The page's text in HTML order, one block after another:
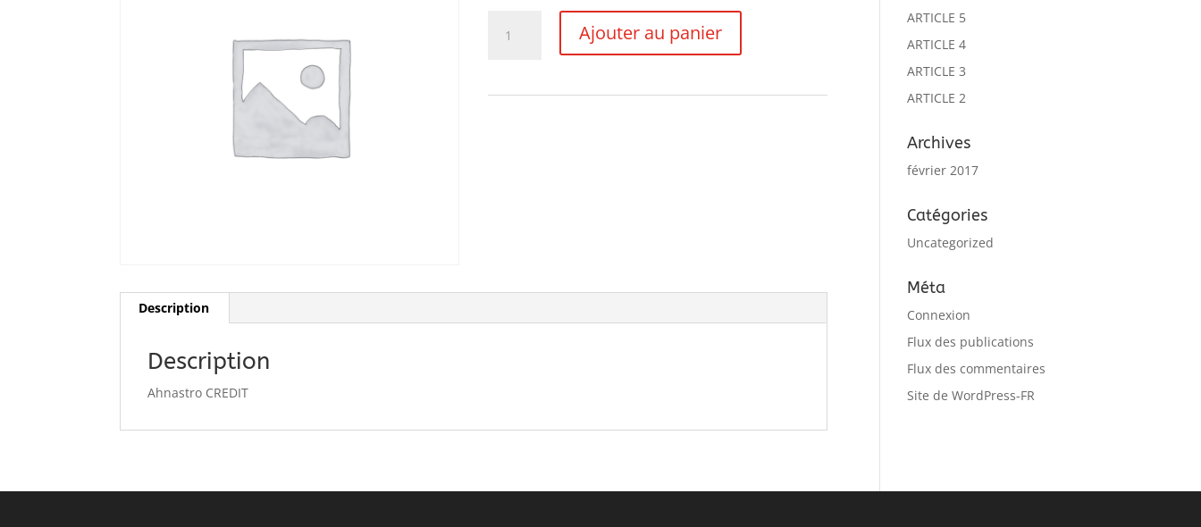
Ajouter au panier
Description
Description
Ahnastro CREDIT
ARTICLE 5
ARTICLE 4
ARTICLE 3
ARTICLE 2
Archives
février 2017
Catégories
Uncategorized
Méta
Connexion
Flux des publications
Flux des commentaires
Site de WordPress-FR